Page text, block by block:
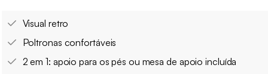
Visual retro
Poltronas confortáveis
2 em 1: apoio para os pés ou mesa de apoio incluída